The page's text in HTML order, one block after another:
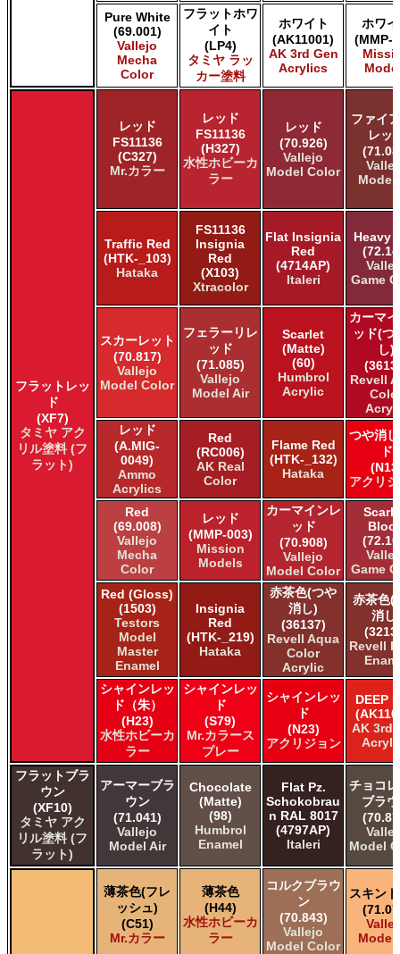
Pure White
(69.001)
Vallejo
Mecha
Color
フラットホワ
イト
(LP4)
タミヤ ラッ
カー塗料
ホワイト
(AK11001)
AK 3rd Gen
Acrylics
ホワ
(MMP-
フラットレッ
ド
(XF7)
タミヤ アク
リル塗料 (フ
ラット)
レッド
FS11136
(C327)
Mr.カラー
レッド
FS11136
(H327)
水性ホビーカ
ラー
レッド
(70.926)
Vallejo
Model Color
ファイ
レッ
Model
Traffic Red
(HTK-_103)
Hataka
FS11136
Insignia
Red
(X103)
Xtracolor
Flat Insignia
Red
(4714AP)
Italeri
Heavy
Game
スカーレット
(70.817)
Vallejo
Model Color
フェラーリレ
ッド
(71.085)
Vallejo
Model Air
Scarlet
(Matte)
(60)
Humbrol
Acrylic
カーマ
ッド(つ
し)
Revell
レッド
(A.MIG-
0049)
Ammo
Acrylics
Red
(RC006)
AK Real
Color
Flame Red
(HTK-_132)
Hataka
つや消
ド
アクリ
Red
(69.008)
Vallejo
Mecha
Color
レッド
(MMP-003)
Mission
Models
カーマインレ
ッド
(70.908)
Vallejo
Model Color
Game
Red (Gloss)
(1503)
Testors
Model
Master
Enamel
Insignia
Red
(HTK-_219)
Hataka
赤茶色(つや
消し)
(36137)
Revell Aqua
Color
Acrylic
赤茶色(
消し)
Revell
シャインレッ
ド（朱）
(H23)
水性ホビーカ
ラー
シャインレッ
ド
(S79)
Mr.カラース
プレー
シャインレッ
ド
(N23)
アクリジョン
DEEP
AK 3rd
フラットブラ
ウン
(XF10)
タミヤ アク
リル塗料 (フ
ラット)
アーマーブラ
ウン
(71.041)
Vallejo
Model Air
Chocolate
(Matte)
(98)
Humbrol
Enamel
Flat Pz.
Schokobrau
n RAL 8017
(4797AP)
Italeri
チョコ
ブラ
Model
薄茶色(フレ
ッシュ)
(C51)
Mr.カラー
薄茶色
(H44)
水性ホビーカ
ラー
コルクブラウ
ン
(70.843)
Vallejo
Model Color
スキン
Model